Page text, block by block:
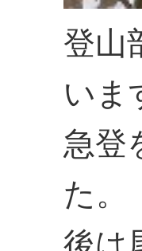
登山
いま
急登
た。